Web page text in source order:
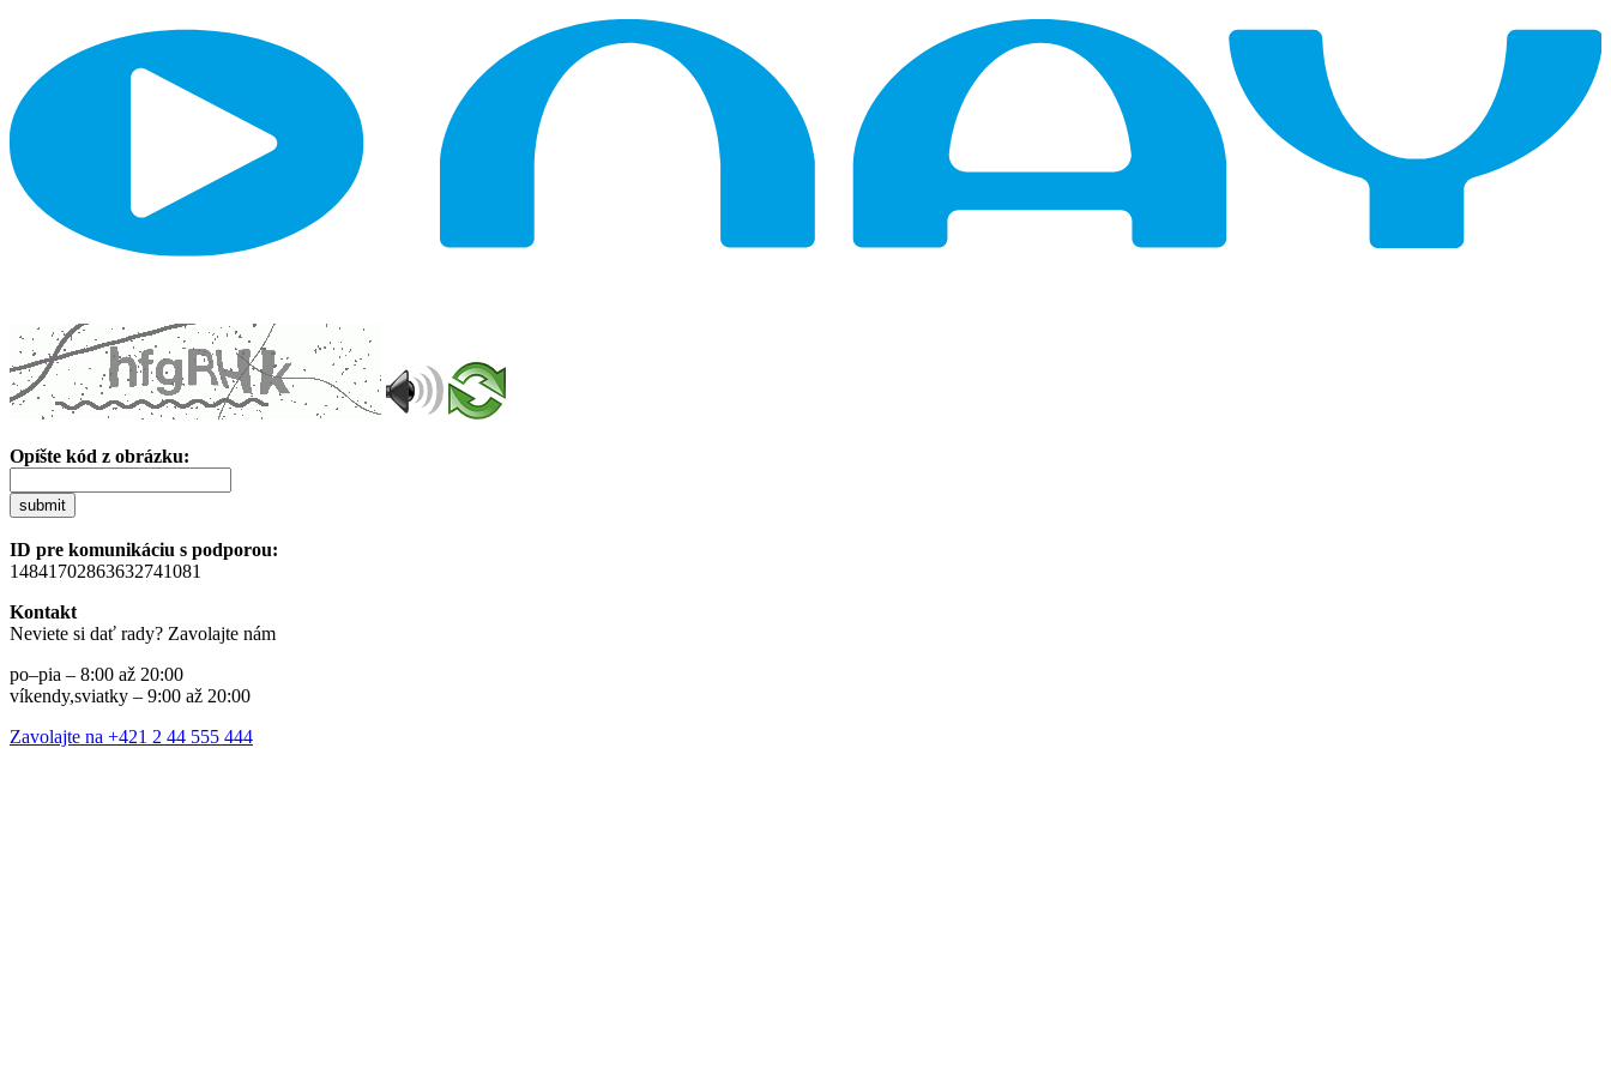
Opíšte kód z obrázku:
submit
ID pre komunikáciu s podporou:
14841702863632741081
Kontakt
Neviete si dať rady? Zavolajte nám
po–pia – 8:00 až 20:00
víkendy,sviatky – 9:00 až 20:00
Zavolajte na +421 2 44 555 444